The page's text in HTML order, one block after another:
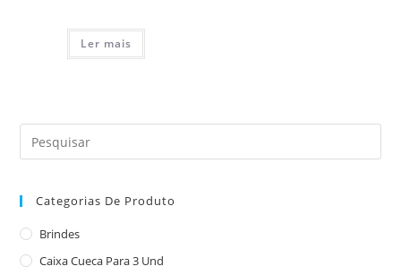
Ler mais
Categorias De Produto
Brindes
Caixa Cueca Para 3 Und